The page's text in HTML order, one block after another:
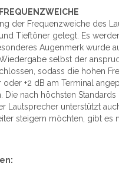
der Frequenzweiche des
Tieftöner gelegt. Es
Augenmerk wurde
selbst der
sodass die hohen
oder +2 dB am Terminal
Die nach höchsten
Lautsprecher unterstützt
steigern möchten, gibt